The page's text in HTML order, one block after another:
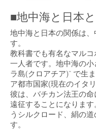
■地中海と日本
地中海と日本の関係は、
す。
教科書でも有名なマル
一人者です。地中海の小
ラ島(クロアチア)¨ で生
ア都市国家(現在のイタ
彼は、バチカン法王の
遠征することになりま
うシルクロード、絹の
す。